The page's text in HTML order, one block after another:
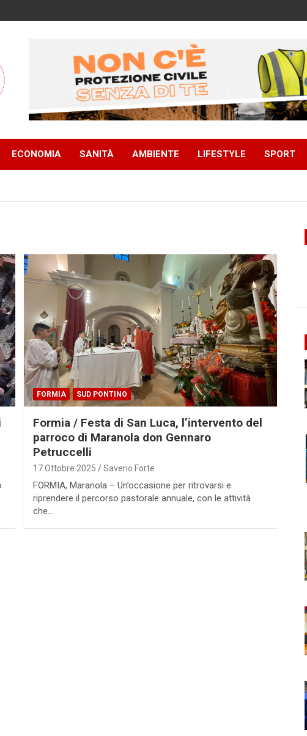
ECONOMIA SANITÀ AMBIENTE LIFESTYLE SPORT
FORMIA SUD PONTINO
Formia / Festa di San Luca, l’intervento del
parroco di Maranola don Gennaro
Petruccelli
17 Ottobre 2025 Saverio Forte
FORMIA, Maranola – Un’occasione per ritrovarsi e
riprendere il percorso pastorale annuale, con le attività
che…